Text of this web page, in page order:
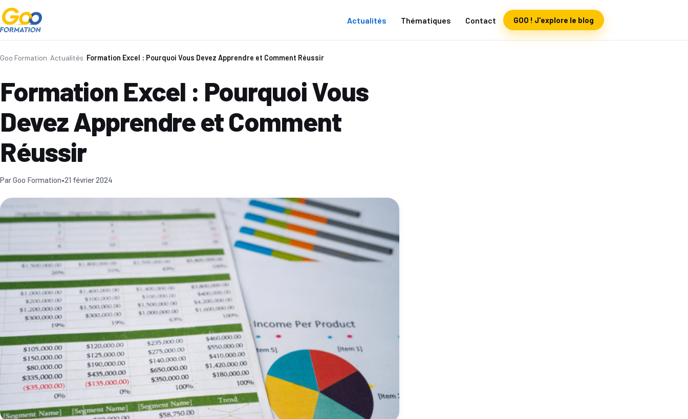
Actualités Thématiques Contact GOO ! J'explore le blog
Goo Formation Actualités Formation Excel : Pourquoi Vous Devez Apprendre et Comment Réussir
Formation Excel : Pourquoi Vous
Devez Apprendre et Comment
Réussir
Par Goo Formation•21 février 2024